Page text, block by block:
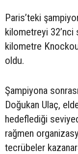
Paris’teki
kilometreyi 32’nci
kilometre
oldu.
Şampiyona
Doğukan Ulaç,
hedeflediği
rağmen
tecrübeler